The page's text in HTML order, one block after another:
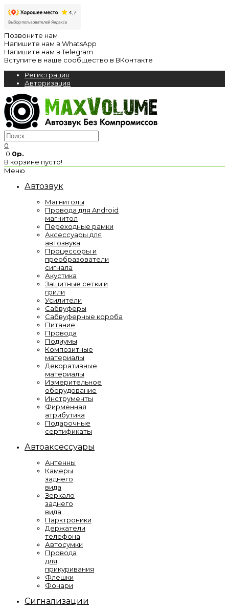
Позвоните нам
Напишите нам в WhatsApp
Напишите нам в Telegram
Вступите в наше сообщество в ВКонтакте
Регистрация
Авторизация
0
0 0р.
В корзине пусто!
Меню
Автозвук
Магнитолы
Провода для Android
магнитол
Переходные рамки
Аксессуары для
автозвука
Процессоры и
преобразователи
сигнала
Акустика
Защитные сетки и
грили
Усилители
Сабвуферы
Сабвуферные короба
Питание
Провода
Подиумы
Композитные
материалы
Декоративные
материалы
Измерительное
оборудование
Инструменты
Фирменная
атрибутика
Подарочные
сертификаты
Автоаксессуары
Антенны
Камеры
заднего
вида
Зеркало
заднего
вида
Парктроники
Держатели
телефона
Автосумки
Провода
для
прикуривания
Флешки
Фонари
Сигнализации